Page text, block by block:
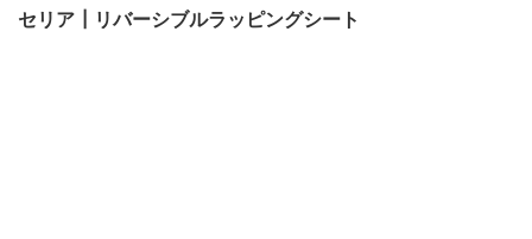
セリア┃リバーシブルラッピングシート